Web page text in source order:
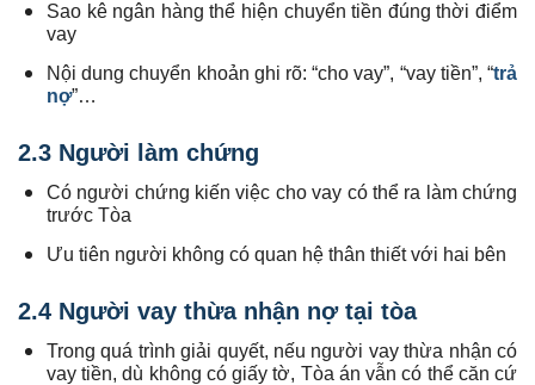
Sao kê ngân hàng thể hiện chuyển tiền đúng thời điểm
vay
Nội dung chuyển khoản ghi rõ: “cho vay”, “vay tiền”, “trả
nợ”…
2.3 Người làm chứng
Có người chứng kiến việc cho vay có thể ra làm chứng
trước Tòa
Ưu tiên người không có quan hệ thân thiết với hai bên
2.4 Người vay thừa nhận nợ tại tòa
Trong quá trình giải quyết, nếu người vay thừa nhận có
vay tiền, dù không có giấy tờ, Tòa án vẫn có thể căn cứ